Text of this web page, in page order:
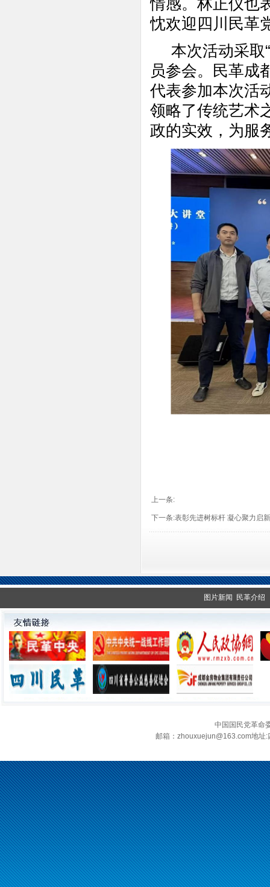
情感。林正仪也
忱欢迎四川民革
本次活动采取
员参会。民革成
代表参加本次活
领略了传统艺术
政的实效，为服
上一条:
下一条:表彰先进树标杆 凝心聚力启
图片新闻 民革介绍
中国国民党革命
邮箱：zhouxuejun@163.com地址